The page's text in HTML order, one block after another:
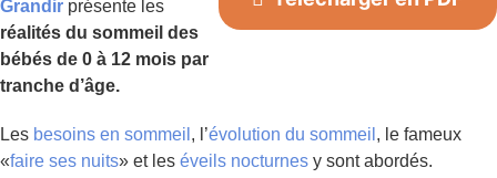
Grandir présente les
réalités du sommeil des
bébés de 0 à 12 mois par
tranche d’âge.
Les besoins en sommeil , l’évolution du sommeil , le fameux
«faire ses nuits» et les éveils nocturnes y sont abordés.